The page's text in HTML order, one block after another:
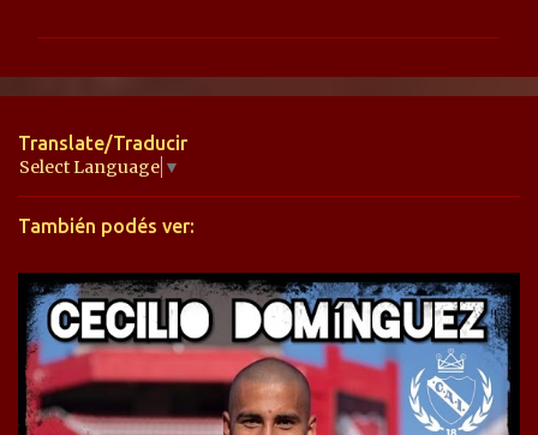
n
a
r
i
s
Translate/Traducir
Select Language ▼
También podés ver: